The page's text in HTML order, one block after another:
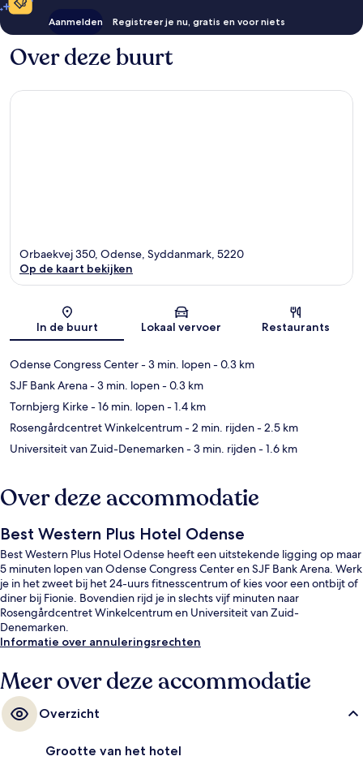
Aanmelden Registreer je nu, gratis en voor niets
Over deze buurt
Kaart
Orbaekvej 350, Odense, Syddanmark, 5220
Op de kaart bekijken
In de buurt Lokaal vervoer Restaurants
Odense Congress Center- 3 min. lopen- 0.3 km
SJF Bank Arena- 3 min. lopen- 0.3 km
Tornbjerg Kirke- 16 min. lopen- 1.4 km
Rosengårdcentret Winkelcentrum- 2 min. rijden- 2.5 km
Universiteit van Zuid-Denemarken- 3 min. rijden- 1.6 km
Over deze accommodatie
Best Western Plus Hotel Odense
Best Western Plus Hotel Odense heeft een uitstekende ligging op maar
5 minuten lopen van Odense Congress Center en SJF Bank Arena. Werk
je in het zweet bij het 24-uurs fitnesscentrum of kies voor een ontbijt of
diner bij Fionie. Bovendien rijd je in slechts vijf minuten naar
Rosengårdcentret Winkelcentrum en Universiteit van Zuid-
Denemarken.
Informatie over annuleringsrechten
Meer over deze accommodatie
Overzicht
Grootte van het hotel